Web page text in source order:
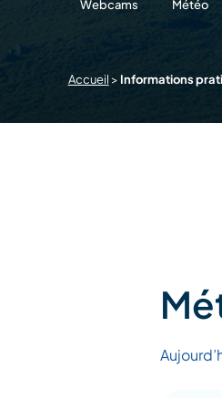
Accueil > Informations
Webcams Météo